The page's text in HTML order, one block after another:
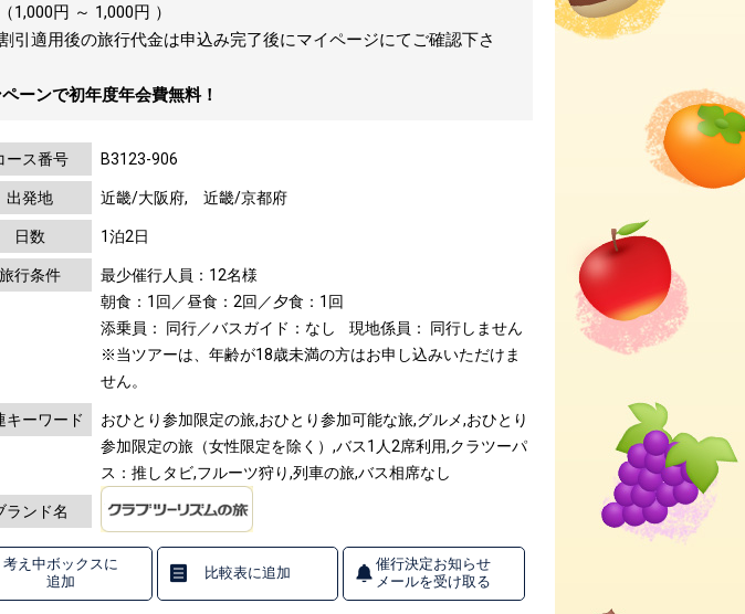
円 ～ 1,000円 ）
適用後の旅行代金は申込み完了後にマイページにてご確認下さ
ーンで初年度年会費無料！
ース番号 B3123-906
出発地 近畿/大阪府, 近畿/京都府
日数 1泊2日
旅行条件
最少催行人員：12名様
朝食：1回／昼食：2回／夕食：1回
添乗員： 同行／バスガイド：なし
現地係員： 同行しません
※当ツアーは、年齢が18歳未満の方はお申し込みいただけま
せん。
キーワード
おひとり参加限定の旅,おひとり参加可能な旅,グルメ,おひとり
参加限定の旅（女性限定を除く）,バス1人2席利用,クラツーパ
ス：推しタビ,フルーツ狩り,列車の旅,バス相席なし
ランド名
考え中ボックスに
追加
比較表に追加
催行決定お知らせ
メールを受け取る